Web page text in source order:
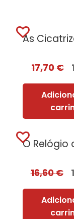
17,70€
16,60€